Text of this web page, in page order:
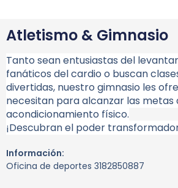
Atletismo & Gimnasio
Tanto sean entusiastas del
fanáticos del cardio o buscan
divertidas, nuestro gimnasio les
necesitan para alcanzar las metas
acondicionamiento físico.
¡Descubran el poder
Información:
Oficina de deportes 3182850887